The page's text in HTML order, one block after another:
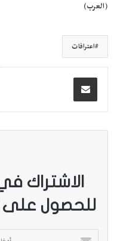
(العرب)
اعترافات
الاشتراك
للحصول على